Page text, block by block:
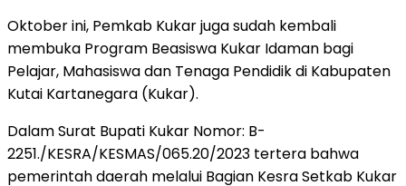
Oktober ini, Pemkab Kukar juga sudah kembali
membuka Program Beasiswa Kukar Idaman bagi
Pelajar, Mahasiswa dan Tenaga Pendidik di Kabupaten
Kutai Kartanegara (Kukar).
Dalam Surat Bupati Kukar Nomor: B-
2251./KESRA/KESMAS/065.20/2023 tertera bahwa
pemerintah daerah melalui Bagian Kesra Setkab Kukar